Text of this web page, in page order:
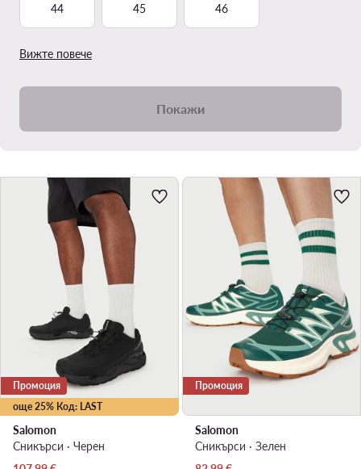
44 45 46
Вижте повече
Покажи
още 25% Код: LAST
Промоция
Salomon
Сникърси · Черен
Промоция
Salomon
Сникърси · Зелен